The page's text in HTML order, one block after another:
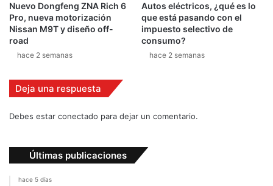
Nuevo Dongfeng ZNA Rich 6
Pro, nueva motorización
Nissan M9T y diseño off-
road
hace 2 semanas
Autos eléctricos, ¿qué es lo
que está pasando con el
impuesto selectivo de
consumo?
hace 2 semanas
Deja una respuesta
Debes estar conectado para dejar un comentario.
Últimas publicaciones
hace 5 días